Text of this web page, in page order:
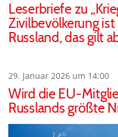
Leserbriefe zu
Zivilbevölkerung
Russland, das gilt
29. Januar 2026 um 14:00
Wird die EU-
Russlands größte